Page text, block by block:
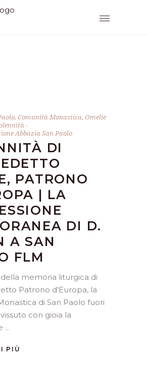
, Comunità Monastica, Omelie
Abbazia San Paolo
DI
PATRONO
| LA
DI D.
A SAN
FLM
memoria liturgica di
Patrono d'Europa, la
di San Paolo fuori
con gioia la
PIÙ